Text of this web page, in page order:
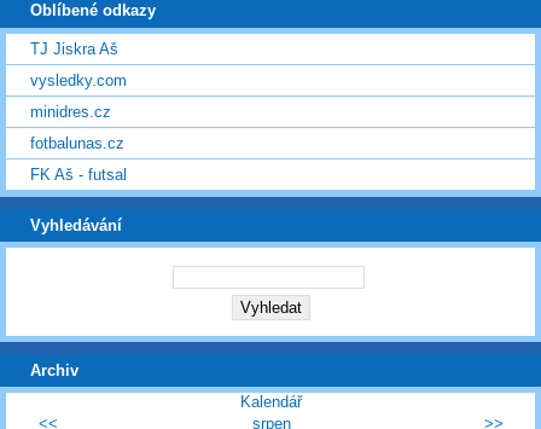
Oblíbené odkazy
TJ Jiskra Aš
vysledky.com
minidres.cz
fotbalunas.cz
FK Aš - futsal
Vyhledávání
Archiv
Kalendář
<<
srpen >>